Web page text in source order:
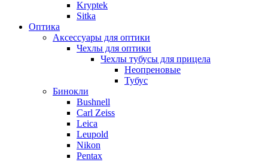
Kryptek
Sitka
Оптика
Аксессуары для оптики
Чехлы для оптики
Чехлы тубусы для прицела
Неопреновые
Тубус
Бинокли
Bushnell
Carl Zeiss
Leica
Leupold
Nikon
Pentax